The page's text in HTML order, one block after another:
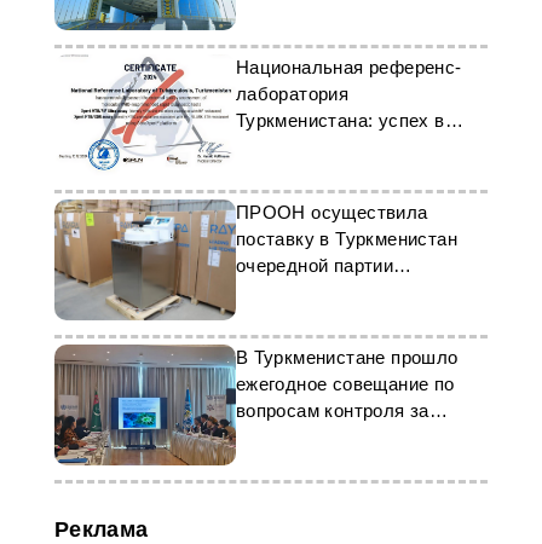
Национальная референс-
лаборатория
Туркменистана: успех в
ПРООН осуществила
поставку в Туркменистан
очередной партии
В Туркменистане прошло
ежегодное совещание по
вопросам контроля за
гриппом
Реклама